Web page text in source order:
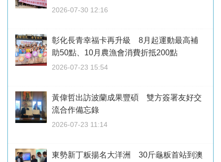
2026-07-30 12:16
彰化長青幸福卡再升級 8月起運動最高補
助50點、10月農漁會消費折抵200點
2026-07-23 15:54
黃偉哲出訪波蘭成果豐碩 雙方簽署友好交
流合作備忘錄
2026-07-23 11:14
東勢新丁粄揚名大洋洲 30斤龜粄首站到澳